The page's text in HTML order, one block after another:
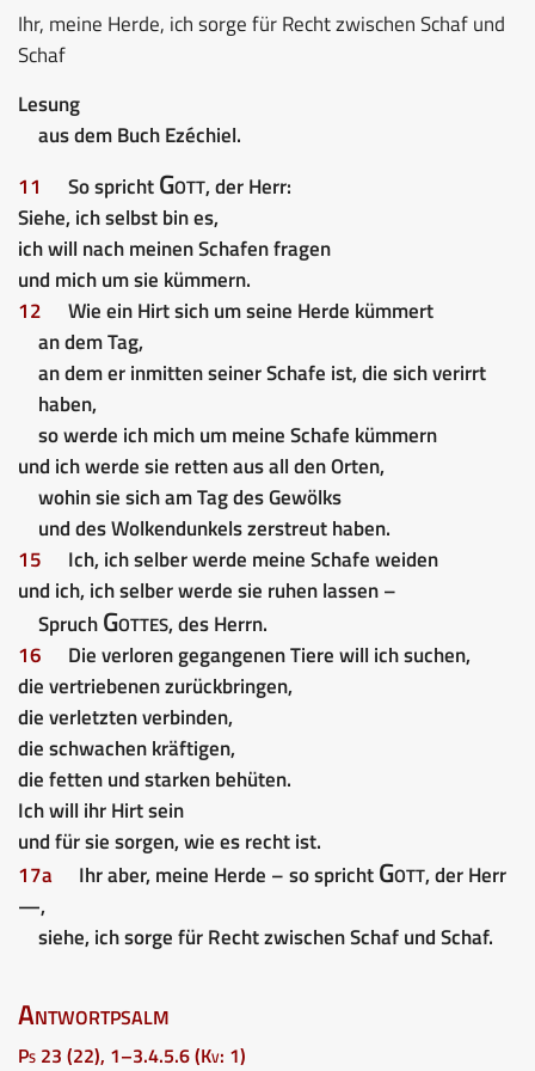
Ihr, meine Herde, ich sorge für Recht zwischen Schaf und
Schaf
Lesung
aus dem Buch Ezéchiel.
11
So sprichtGott, der Herr:
Siehe, ich selbst bin es,
ich will nach meinen Schafen fragen
und mich um sie kümmern.
12
Wie ein Hirt sich um seine Herde kümmert
an dem Tag,
an dem er inmitten seiner Schafe ist, die sich verirrt
haben,
so werde ich mich um meine Schafe kümmern
und ich werde sie retten aus all den Orten,
wohin sie sich am Tag des Gewölks
und des Wolkendunkels zerstreut haben.
15
Ich, ich selber werde meine Schafe weiden
und ich, ich selber werde sie ruhen lassen –
SpruchGottes, des Herrn.
16
Die verloren gegangenen Tiere will ich suchen,
die vertriebenen zurückbringen,
die verletzten verbinden,
die schwachen kräftigen,
die fetten und starken behüten.
Ich will ihr Hirt sein
und für sie sorgen, wie es recht ist.
17a
Ihr aber, meine Herde – so sprichtGott, der Herr
—,
siehe, ich sorge für Recht zwischen Schaf und Schaf.
Antwortpsalm
Ps 23 (22), 1–3.4.5.6 (Kv: 1)